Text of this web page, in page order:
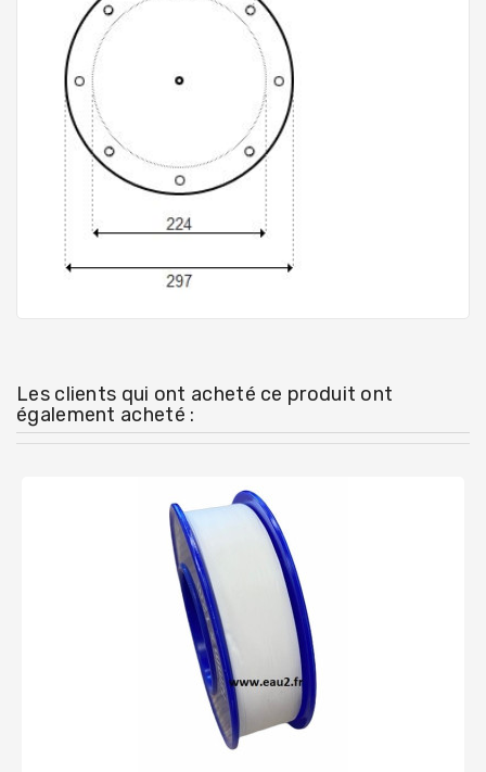
Les clients qui ont acheté ce produit ont
également acheté :